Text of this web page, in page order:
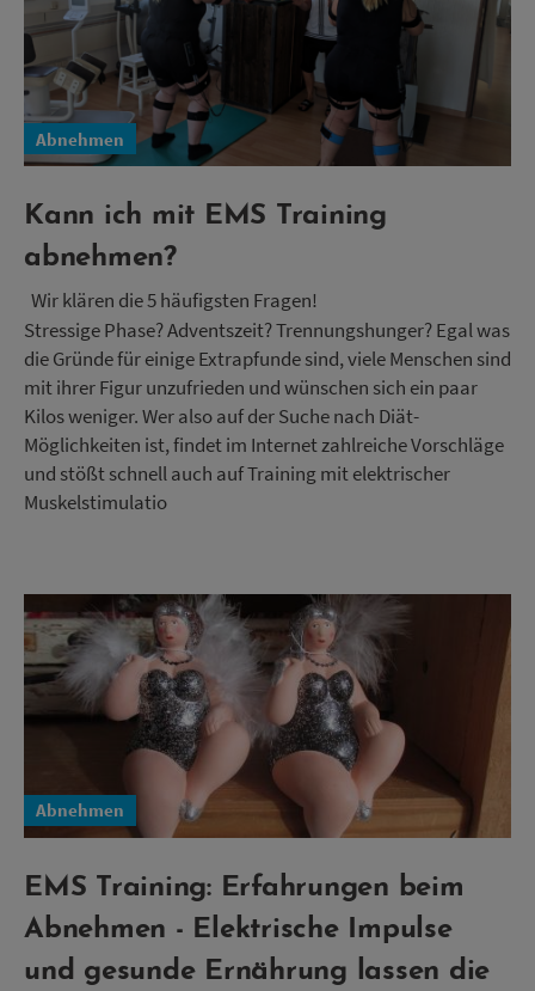
Abnehmen
Kann ich mit EMS Training
abnehmen?
Wir klären die 5 häufigsten Fragen!
Stressige Phase? Adventszeit? Trennungshunger? Egal was
die Gründe für einige Extrapfunde sind, viele Menschen sind
mit ihrer Figur unzufrieden und wünschen sich ein paar
Kilos weniger. Wer also auf der Suche nach Diät-
Möglichkeiten ist, findet im Internet zahlreiche Vorschläge
und stößt schnell auch auf Training mit elektrischer
Muskelstimulatio
Abnehmen
EMS Training: Erfahrungen beim
Abnehmen - Elektrische Impulse
und gesunde Ernährung lassen die